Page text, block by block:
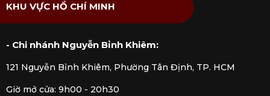
KHU VỰC HỒ CHÍ MINH
- Chi nhánh Nguyễn Bỉnh Khiêm:
121 Nguyễn Bỉnh Khiêm, Phường Tân Định, TP. HCM
Giờ mở cửa: 9h00 - 20h30